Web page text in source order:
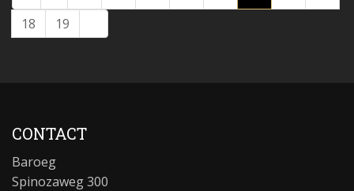
18
19
CONTACT
Baroeg
Spinozaweg 300